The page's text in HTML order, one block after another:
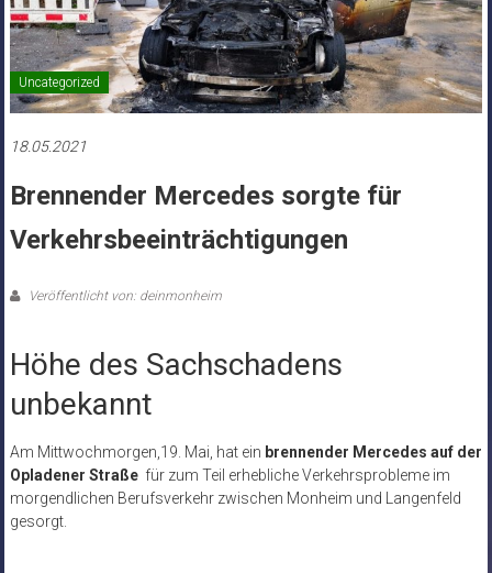
Uncategorized
18.05.2021
Brennender Mercedes sorgte für
Verkehrsbeeinträchtigungen
Veröffentlicht von: deinmonheim
Höhe des Sachschadens
unbekannt
Am Mittwochmorgen,19. Mai, hat ein brennender Mercedes auf der
Opladener Straßefür zum Teil erhebliche Verkehrsprobleme im
morgendlichen Berufsverkehr zwischen Monheim und Langenfeld
gesorgt.